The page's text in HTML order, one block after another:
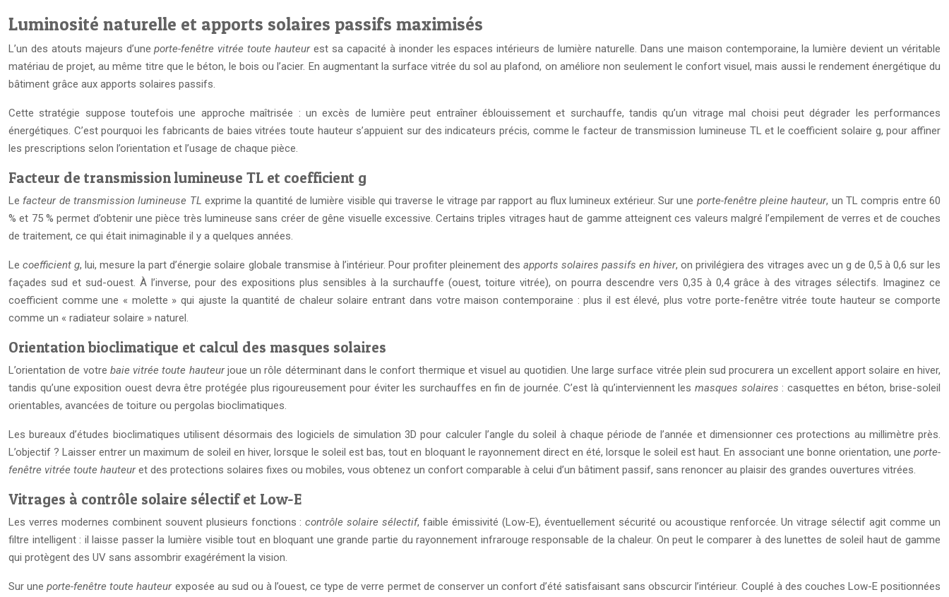
Luminosité naturelle et apports solaires passifs maximisés
L’un des atouts majeurs d’uneporte-fenêtre vitrée toute hauteurest sa capacité à inonder les espaces intérieurs de lumière naturelle. Dans une maison contemporaine, la lumière devient un véritable
matériau de projet, au même titre que le béton, le bois ou l’acier. En augmentant la surface vitrée du sol au plafond, on améliore non seulement le confort visuel, mais aussi le rendement énergétique du
bâtiment grâce aux apports solaires passifs.
Cette stratégie suppose toutefois une approche maîtrisée : un excès de lumière peut entraîner éblouissement et surchauffe, tandis qu’un vitrage mal choisi peut dégrader les performances
énergétiques. C’est pourquoi les fabricants de baies vitrées toute hauteur s’appuient sur des indicateurs précis, comme le facteur de transmission lumineuse TL et le coefficient solaire g, pour affiner
les prescriptions selon l’orientation et l’usage de chaque pièce.
Facteur de transmission lumineuse TL et coefficient g
Le facteur de transmission lumineuse TL exprime la quantité de lumière visible qui traverse le vitrage par rapport au flux lumineux extérieur. Sur une porte-fenêtre pleine hauteur, un TL compris entre 60
% et 75 % permet d’obtenir une pièce très lumineuse sans créer de gêne visuelle excessive. Certains triples vitrages haut de gamme atteignent ces valeurs malgré l’empilement de verres et de couches
de traitement, ce qui était inimaginable il y a quelques années.
Lecoefficient g, lui, mesure la part d’énergie solaire globale transmise à l’intérieur. Pour profiter pleinement desapports solaires passifs en hiver, on privilégiera des vitrages avec un g de 0,5 à 0,6 sur les
façades sud et sud-ouest. À l’inverse, pour des expositions plus sensibles à la surchauffe (ouest, toiture vitrée), on pourra descendre vers 0,35 à 0,4 grâce à des vitrages sélectifs. Imaginez ce
coefficient comme une « molette » qui ajuste la quantité de chaleur solaire entrant dans votre maison contemporaine : plus il est élevé, plus votre porte-fenêtre vitrée toute hauteur se comporte
comme un « radiateur solaire » naturel.
Orientation bioclimatique et calcul des masques solaires
L’orientation de votre baie vitrée toute hauteurjoue un rôle déterminant dans le confort thermique et visuel au quotidien. Une large surface vitrée plein sud procurera un excellent apport solaire en hiver,
tandis qu’une exposition ouest devra être protégée plus rigoureusement pour éviter les surchauffes en fin de journée. C’est là qu’interviennent les masques solaires : casquettes en béton, brise-soleil
orientables, avancées de toiture ou pergolas bioclimatiques.
Les bureaux d’études bioclimatiques utilisent désormais des logiciels de simulation 3D pour calculer l’angle du soleil à chaque période de l’année et dimensionner ces protections au millimètre près.
L’objectif ? Laisser entrer un maximum de soleil en hiver, lorsque le soleil est bas, tout en bloquant le rayonnement direct en été, lorsque le soleil est haut. En associant une bonne orientation, une porte-
fenêtre vitrée toute hauteuret des protections solaires fixes ou mobiles, vous obtenez un confort comparable à celui d’un bâtiment passif, sans renoncer au plaisir des grandes ouvertures vitrées.
Vitrages à contrôle solaire sélectif et Low-E
Les verres modernes combinent souvent plusieurs fonctions :contrôle solaire sélectif, faible émissivité (Low-E), éventuellement sécurité ou acoustique renforcée. Un vitrage sélectif agit comme un
filtre intelligent : il laisse passer la lumière visible tout en bloquant une grande partie du rayonnement infrarouge responsable de la chaleur. On peut le comparer à des lunettes de soleil haut de gamme
qui protègent des UV sans assombrir exagérément la vision.
Sur uneporte-fenêtre toute hauteurexposée au sud ou à l’ouest, ce type de verre permet de conserver un confort d’été satisfaisant sans obscurcir l’intérieur. Couplé à des couches Low-E positionnées